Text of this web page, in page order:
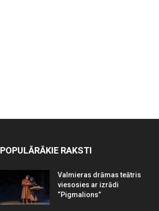
POPULĀRĀKIE RAKSTI
Valmieras drāmas teātris
viesosies ar izrādi
“Pigmalions”